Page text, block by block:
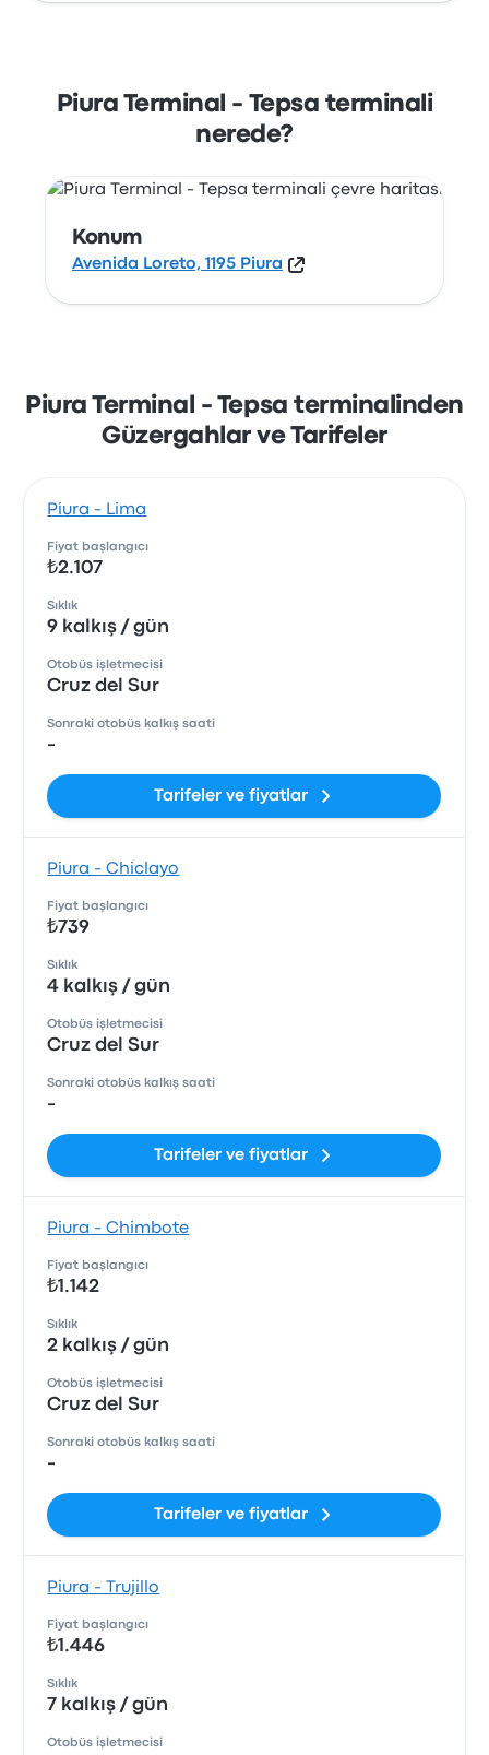
otobüs durağını haritada görüntüle.
Piura Terminal - Tepsa terminali
nerede?
Konum
Avenida Loreto, 1195 Piura
Piura Terminal - Tepsa terminalinden
Güzergahlar ve Tarifeler
Piura - Lima
Fiyat başlangıcı
₺2.107
Sıklık
9 kalkış / gün
Otobüs işletmecisi
Cruz del Sur
Sonraki otobüs kalkış saati
-
Tarifeler ve fiyatlar
Piura - Chiclayo
Fiyat başlangıcı
₺739
Sıklık
4 kalkış / gün
Otobüs işletmecisi
Cruz del Sur
Sonraki otobüs kalkış saati
-
Tarifeler ve fiyatlar
Piura - Chimbote
Fiyat başlangıcı
₺1.142
Sıklık
2 kalkış / gün
Otobüs işletmecisi
Cruz del Sur
Sonraki otobüs kalkış saati
-
Tarifeler ve fiyatlar
Piura - Trujillo
Fiyat başlangıcı
₺1.446
Sıklık
7 kalkış / gün
Otobüs işletmecisi